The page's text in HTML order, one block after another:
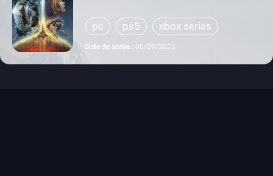
pc ps5 xbox series
Date de sortie : 06/09/2023